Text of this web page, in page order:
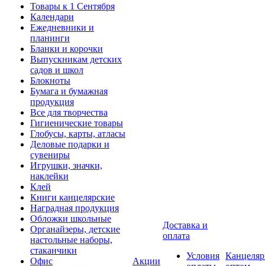
Товары к 1 Сентября
Календари
Ежедневники и
планинги
Бланки и корочки
Выпускникам детских
садов и школ
Блокноты
Бумага и бумажная
продукция
Все для творчества
Гигиенические товары
Глобусы, карты, атласы
Деловые подарки и
сувениры
Игрушки, значки,
наклейки
Клей
Книги канцелярские
Наградная продукция
Обложки школьные
Органайзеры, детские
настольные наборы,
стаканчики
Офис
Акции
Доставка и
оплата
Условия